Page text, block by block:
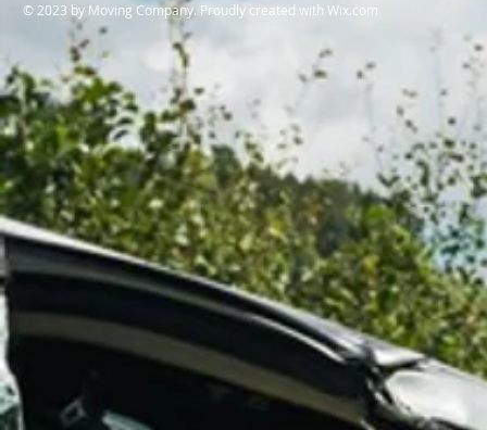
​© 2023 by Moving Company. Proudly created with Wix.com